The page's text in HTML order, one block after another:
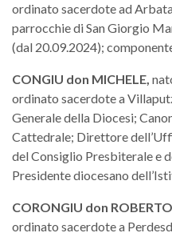
ordinato sacerdote ad
parrocchie di San Giorgio
(dal 20.09.2024);
CONGIU don MICHELE,
ordinato sacerdote a
Generale della Diocesi;
Cattedrale; Direttore
del Consiglio Presbiterale e
Presidente diocesano
CORONGIU don
ordinato sacerdote a